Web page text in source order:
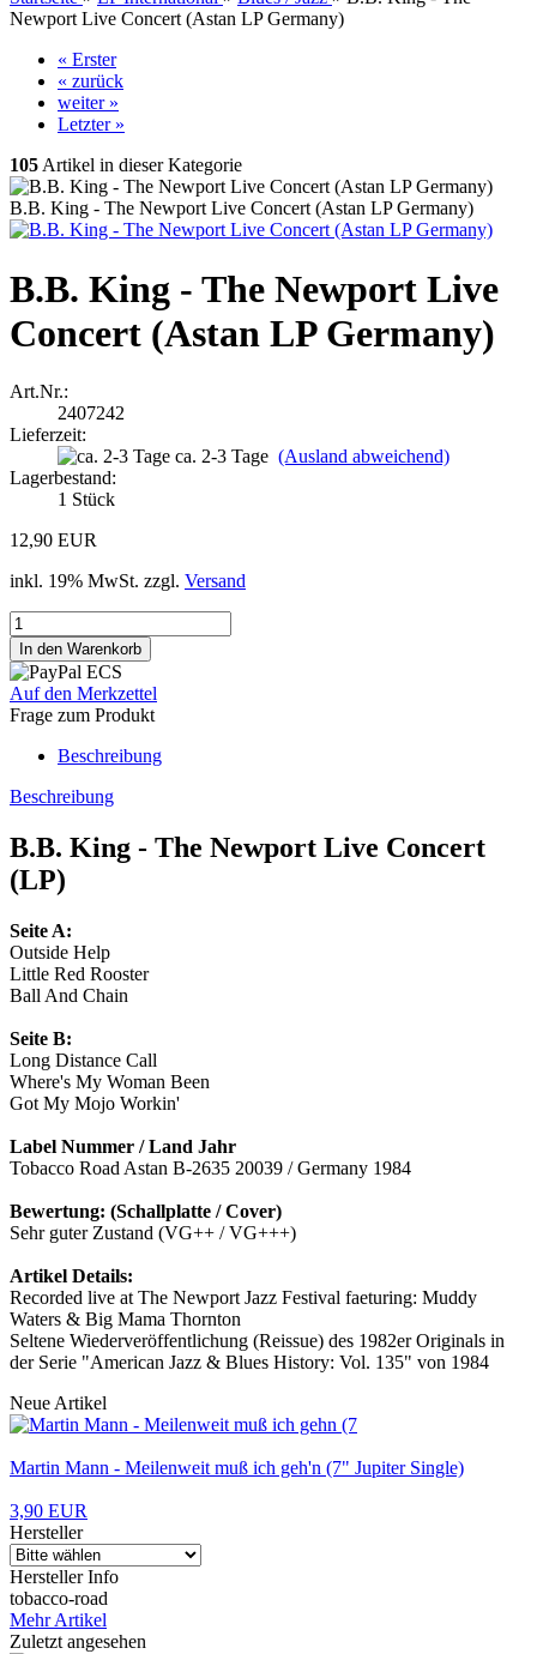
Newport Live Concert (Astan LP Germany)
« Erster
« zurück
weiter »
Letzter »
105Artikel in dieser Kategorie
B.B. King - The Newport Live Concert (Astan LP Germany)
B.B. King - The Newport Live
Concert (Astan LP Germany)
Art.Nr.:
2407242
Lieferzeit:
ca. 2-3 Tage (Ausland abweichend)
Lagerbestand:
1 Stück
12,90 EUR
inkl. 19% MwSt. zzgl. Versand
Auf den Merkzettel
Frage zum Produkt
Beschreibung
Beschreibung
B.B. King - The Newport Live Concert
(LP)
Seite A:
Outside Help
Little Red Rooster
Ball And Chain
Seite B:
Long Distance Call
Where's My Woman Been
Got My Mojo Workin'
Label Nummer / Land Jahr
Tobacco Road Astan B-2635 20039 / Germany 1984
Bewertung: (Schallplatte / Cover)
Sehr guter Zustand (VG++ / VG+++)
Artikel Details:
Recorded live at The Newport Jazz Festival faeturing: Muddy
Waters & Big Mama Thornton
Seltene Wiederveröffentlichung (Reissue) des 1982er Originals in
der Serie "American Jazz & Blues History: Vol. 135" von 1984
Neue Artikel
Martin Mann - Meilenweit muß ich geh'n (7" Jupiter Single)
3,90 EUR
Hersteller
Hersteller Info
tobacco-road
Mehr Artikel
Zuletzt angesehen